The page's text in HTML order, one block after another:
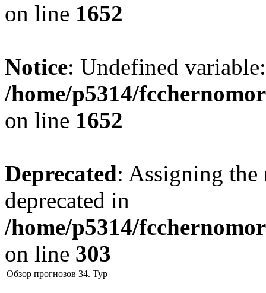
on line 1652
Notice: Undefined
/home/p5314/
on line 1652
Deprecated: Assigning the
deprecated in
/home/p5314/
on line 303
Обзор прогнозов 34. Тур